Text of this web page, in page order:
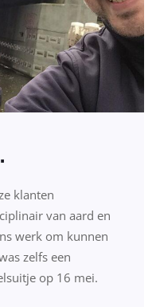
klanten
van aard en
werk om kunnen
zelfs een
op 16 mei.